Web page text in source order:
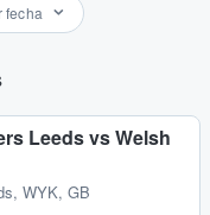
fecha
Leeds vs Welsh
WYK, GB